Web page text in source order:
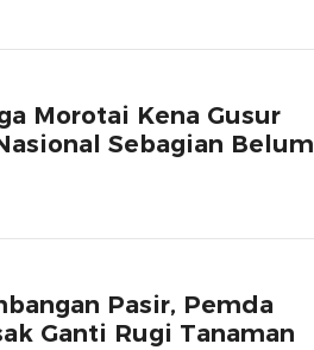
Morotai Kena Gusur
Sebagian Belum
Pasir, Pemda
Ganti Rugi Tanaman